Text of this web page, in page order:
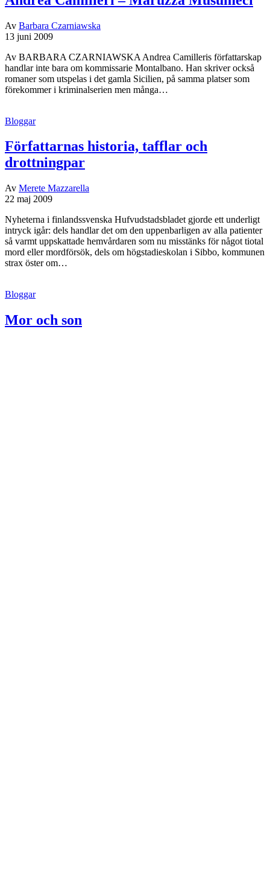
Av Barbara Czarniawska
13 juni 2009
Av BARBARA CZARNIAWSKA Andrea Camilleris författarskap
handlar inte bara om kommissarie Montalbano. Han skriver också
romaner som utspelas i det gamla Sicilien, på samma platser som
förekommer i kriminalserien men många…
Bloggar
Författarnas historia, tafflar och
drottningpar
Av Merete Mazzarella
22 maj 2009
Nyheterna i finlandssvenska Hufvudstadsbladet gjorde ett underligt
intryck igår: dels handlar det om den uppenbarligen av alla patienter
så varmt uppskattade hemvårdaren som nu misstänks för något tiotal
mord eller mordförsök, dels om högstadieskolan i Sibbo, kommunen
strax öster om…
Bloggar
Mor och son